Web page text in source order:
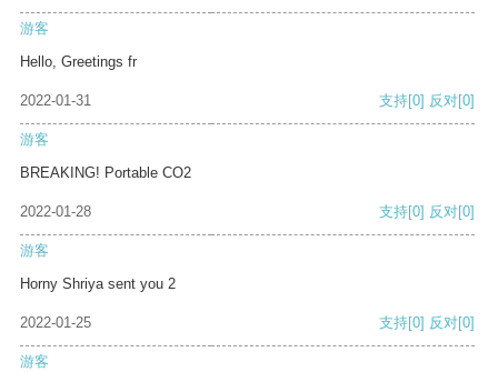
游客
Hello, Greetings fr
2022-01-31 支持[0] 反对[0]
游客
BREAKING! Portable CO2
2022-01-28 支持[0] 反对[0]
游客
Horny Shriya sent you 2
2022-01-25 支持[0] 反对[0]
游客